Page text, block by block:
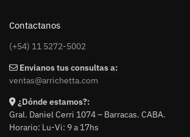
Contactanos
(+54) 11 5272-5002
Envianos tus consultas a:
ventas@arrichetta.com
¿Dónde estamos?:
Gral. Daniel Cerri 1074 – Barracas. CABA.
Horario: Lu-Vi: 9 a 17hs